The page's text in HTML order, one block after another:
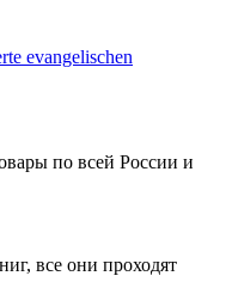
evangelischen
по всей России и
все они проходят